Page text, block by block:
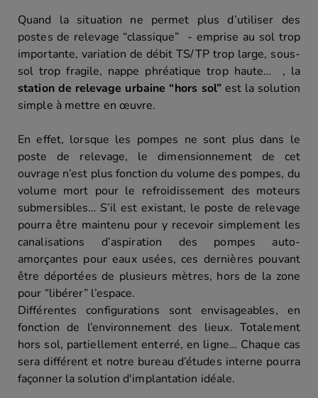
Quand la situation ne permet plus d’utiliser des
postes de relevage “classique” - emprise au sol trop
importante, variation de débit TS/TP trop large, sous-
sol trop fragile, nappe phréatique trop haute… , la
station de relevage urbaine “hors sol”est la solution
simple à mettre en œuvre.
En effet, lorsque les pompes ne sont plus dans le
poste de relevage, le dimensionnement de cet
ouvrage n’est plus fonction du volume des pompes, du
volume mort pour le refroidissement des moteurs
submersibles… S’il est existant, le poste de relevage
pourra être maintenu pour y recevoir simplement les
canalisations d’aspiration des pompes auto-
amorçantes pour eaux usées, ces dernières pouvant
être déportées de plusieurs mètres, hors de la zone
pour “libérer” l’espace.
Différentes configurations sont envisageables, en
fonction de l’environnement des lieux. Totalement
hors sol, partiellement enterré, en ligne… Chaque cas
sera différent et notre bureau d’études interne pourra
façonner la solution d'implantation idéale.